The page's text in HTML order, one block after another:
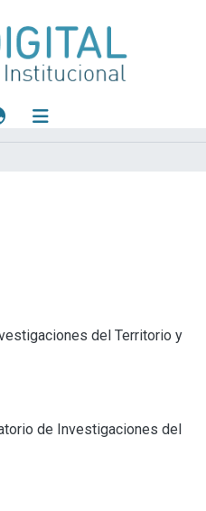
del Territorio y
de Investigaciones del